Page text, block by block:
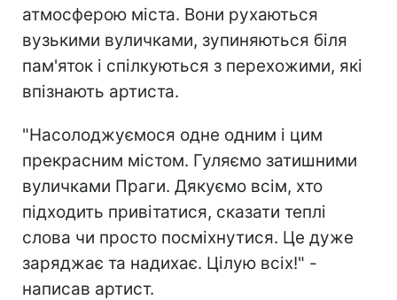
атмосферою міста. Вони рухаються
вузькими вуличками, зупиняються біля
пам'яток і спілкуються з перехожими, які
впізнають артиста.
"Насолоджуємося одне одним і цим
прекрасним містом. Гуляємо затишними
вуличками Праги. Дякуємо всім, хто
підходить привітатися, сказати теплі
слова чи просто посміхнутися. Це дуже
заряджає та надихає. Цілую всіх!" -
написав артист.